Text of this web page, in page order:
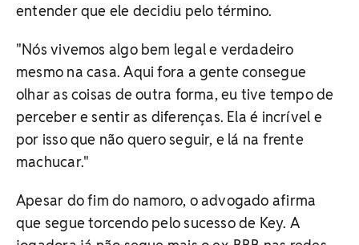
entender que ele decidiu pelo término.
"Nós vivemos algo bem legal e verdadeiro
mesmo na casa. Aqui fora a gente consegue
olhar as coisas de outra forma, eu tive tempo de
perceber e sentir as diferenças. Ela é incrível e
por isso que não quero seguir, e lá na frente
machucar."
Apesar do fim do namoro, o advogado afirma
que segue torcendo pelo sucesso de Key. A